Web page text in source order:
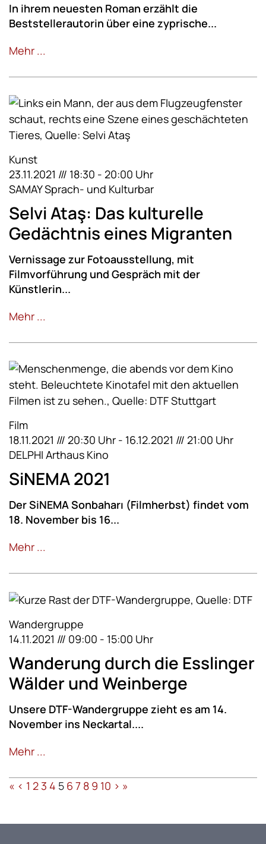
In ihrem neuesten Roman erzählt die
Beststellerautorin über eine zyprische...
Mehr ...
Kunst
23.11.2021 /// 18:30 - 20:00 Uhr
SAMAY Sprach- und Kulturbar
Selvi Ataş: Das kulturelle
Gedächtnis eines Migranten
Vernissage zur Fotoausstellung, mit
Filmvorführung und Gespräch mit der
Künstlerin...
Mehr ...
Film
18.11.2021 /// 20:30 Uhr - 16.12.2021 /// 21:00 Uhr
DELPHI Arthaus Kino
SiNEMA 2021
Der SiNEMA Sonbaharı (Filmherbst) findet vom
18. November bis 16...
Mehr ...
Wandergruppe
14.11.2021 /// 09:00 - 15:00 Uhr
Wanderung durch die Esslinger
Wälder und Weinberge
Unsere DTF-Wandergruppe zieht es am 14.
November ins Neckartal....
Mehr ...
« < 1 23 4 5 6 7 8 9 10 > »